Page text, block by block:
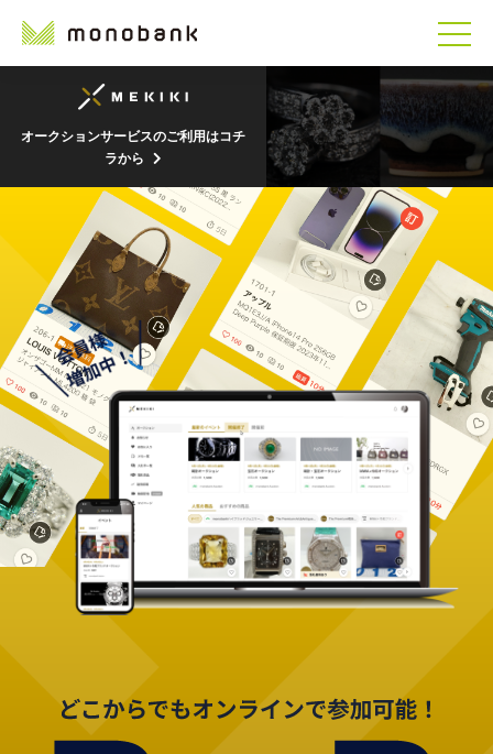
オークションサービスのご利用はコチ
ラから